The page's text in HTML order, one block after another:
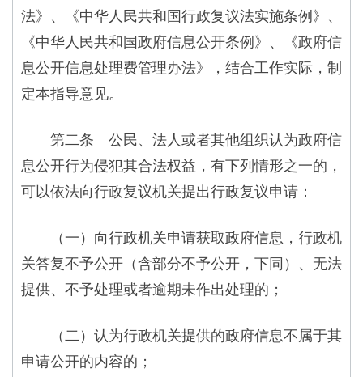
法》、《中华人民共和国行政复议法实施条例》、
《中华人民共和国政府信息公开条例》、《政府信
息公开信息处理费管理办法》，结合工作实际，制
定本指导意见。
第二条 公民、法人或者其他组织认为政府信
息公开行为侵犯其合法权益，有下列情形之一的，
可以依法向行政复议机关提出行政复议申请：
（一）向行政机关申请获取政府信息，行政机
关答复不予公开（含部分不予公开，下同）、无法
提供、不予处理或者逾期未作出处理的；
（二）认为行政机关提供的政府信息不属于其
申请公开的内容的；